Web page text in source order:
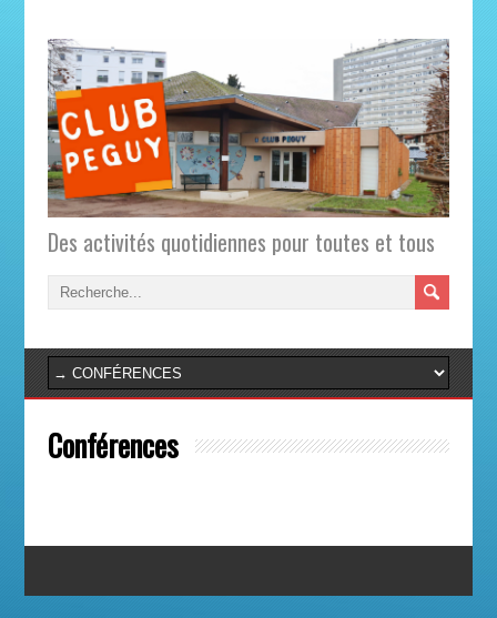
Des activités quotidiennes pour toutes et tous
Conférences